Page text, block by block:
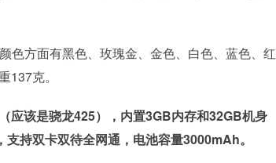
色方面有黑色、玫瑰金、金色、白色、蓝色、红
克。
应该是骁龙425），内置3GB内存和32GB机身
持双卡双待全网通，电池容量3000mAh。